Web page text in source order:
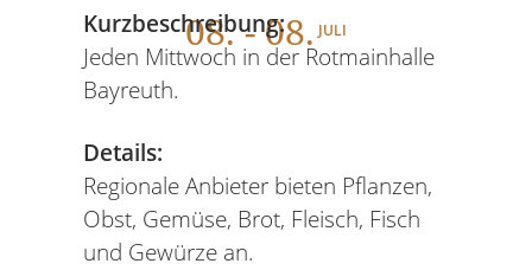
08. - 08. JULI
Kurzbeschreibung:
Jeden Mittwoch in der Rotmainhalle
Bayreuth.
Details:
Regionale Anbieter bieten Pflanzen,
Obst, Gemüse, Brot, Fleisch, Fisch
und Gewürze an.